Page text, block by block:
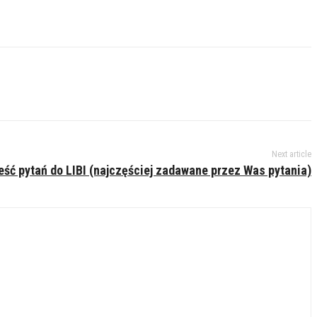
Next article
pytań do LIBI (najczęściej zadawane przez Was pytania)